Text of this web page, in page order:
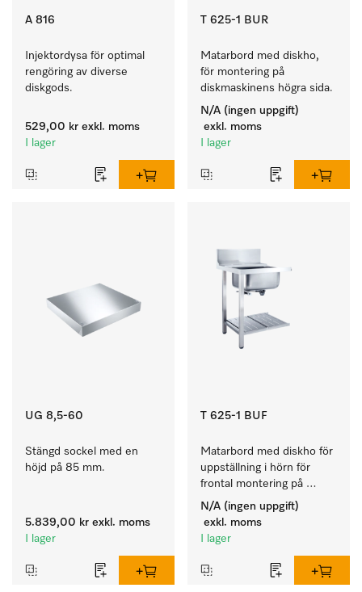
A 816
Injektordysa för optimal
rengöring av diverse
diskgods.
529,00 kr exkl. moms
I lager
T 625-1 BUR
Matarbord med diskho,
för montering på
diskmaskinens högra sida.
N/A (ingen uppgift)
exkl. moms
I lager
UG 8,5-60
Stängd sockel med en
höjd på 85 mm.
5.839,00 kr exkl. moms
I lager
T 625-1 BUF
Matarbord med diskho för
uppställning i hörn för
frontal montering på
diskmaskinen.
N/A (ingen uppgift)
exkl. moms
I lager